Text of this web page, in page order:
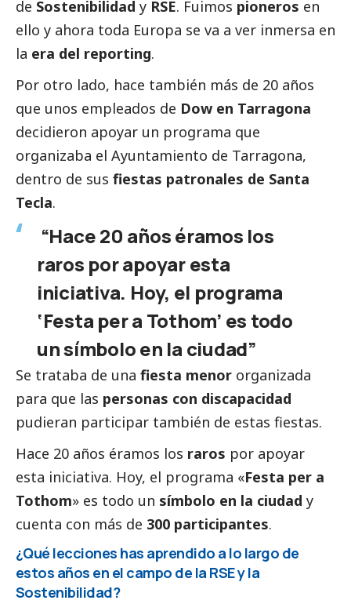
de Sostenibilidad y RSE. Fuimos pioneros en
ello y ahora toda Europa se va a ver inmersa en
la era del reporting.
Por otro lado, hace también más de 20 años
que unos empleados de Dow en Tarragona
decidieron apoyar un programa que
organizaba el Ayuntamiento de Tarragona,
dentro de sus fiestas patronales de Santa
Tecla.
“Hace 20 años éramos los
raros por apoyar esta
iniciativa. Hoy, el programa
‘Festa per a Tothom’ es todo
un símbolo en la ciudad”
Se trataba de una fiesta menor organizada
para que las personas con discapacidad
pudieran participar también de estas fiestas.
Hace 20 años éramos los raros por apoyar
esta iniciativa. Hoy, el programa «Festa per a
Tothom» es todo un símbolo en la ciudad y
cuenta con más de 300 participantes.
¿Qué lecciones has aprendido a lo largo de
estos años en el campo de la RSE y la
Sostenibilidad?